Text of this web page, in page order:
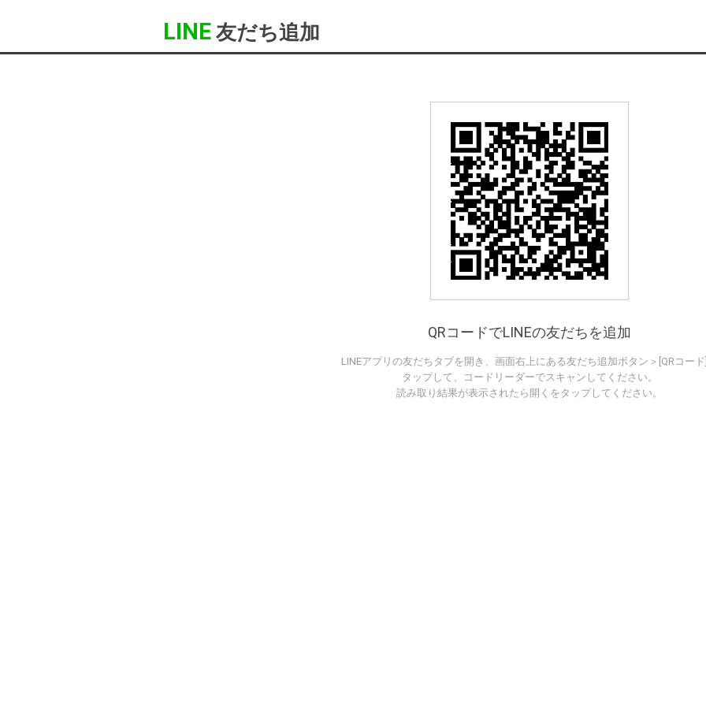
LINE 友だち追加
QRコードでLINEの友だちを追加
LINEアプリの友だちタブを開き、画面右上にある友だち追加ボタン＞[QRコー
タップして、コードリーダーでスキャンしてください。
読み取り結果が表示されたら開くをタップしてください。